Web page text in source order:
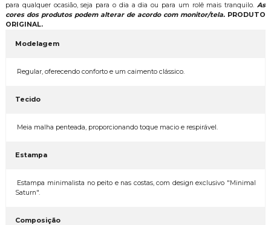
para qualquer ocasião, seja para o dia a dia ou para um rolê mais tranquilo.As
cores dos produtos podem alterar de acordo com monitor/tela. PRODUTO
ORIGINAL.
Modelagem
Regular, oferecendo conforto e um caimento clássico.
Tecido
Meia malha penteada, proporcionando toque macio e respirável.
Estampa
Estampa minimalista no peito e nas costas, com design exclusivo "Minimal
Saturn".
Composição